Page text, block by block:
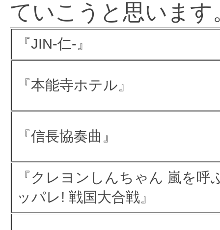
ていこうと思います
『JIN-仁-』
『本能寺ホテル』
『信長協奏曲』
『クレヨンしんちゃん 嵐を呼
ッパレ! 戦国大合戦』